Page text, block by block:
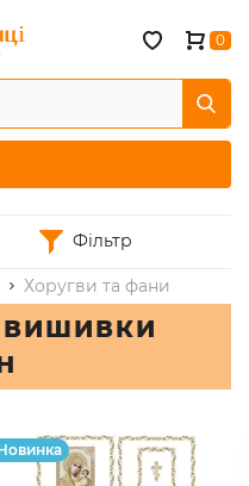
0
Фільтр
Хоругви та фани
ВИШИВКИ